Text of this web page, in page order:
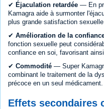
✔ Éjaculation retardée — En
Kamagra aide à surmonter
plus grande satisfaction
✔ Amélioration de la
fonction sexuelle peut
confiance en soi, favorisant
✔ Commodité — Super
combinant le traitement de la
précoce en un seul médicament.
Effets secondaires